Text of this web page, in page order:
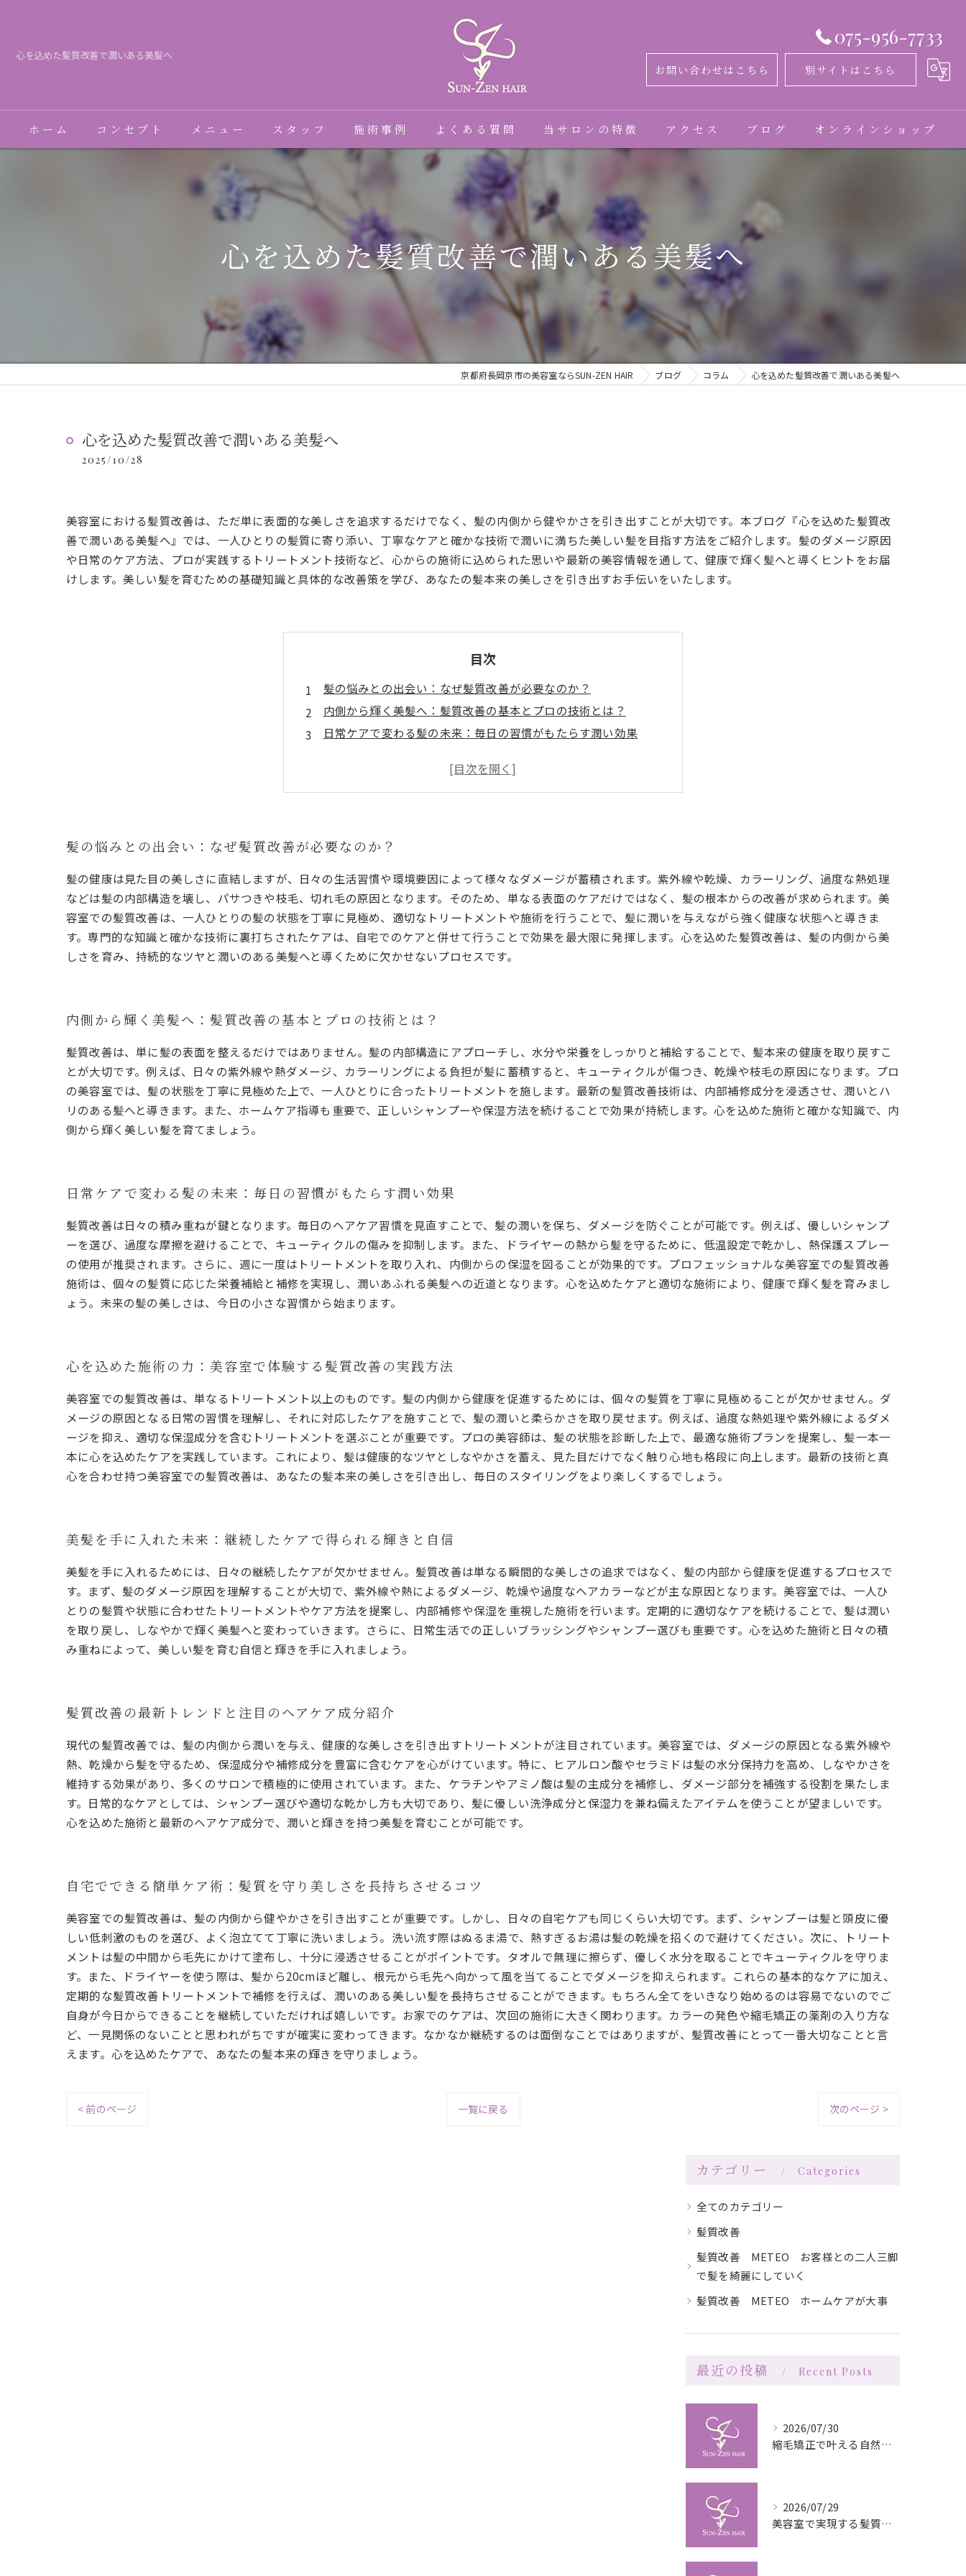
心を込めた髪質改善で潤いある美髪へ
075-956-7733
お問い合わせはこちら 別サイトはこちら
ホーム コンセプト メニュー スタッフ 施術事例 よくある質問 当サロンの特徴
癖毛
縮毛矯正
トリートメント
ダメージ毛
アクセス ブログ
お客様の声
オンラインショップ
心を込めた髪質改善で潤いある美髪へ
京都府長岡京市の美容室ならSUN-ZEN HAIR ブログ コラム 心を込めた髪質改善で潤いある美髪へ
心を込めた髪質改善で潤いある美髪へ
2025/10/28
美容室における髪質改善は、ただ単に表面的な美しさを追求するだけでなく、髪の内側から健やかさを引き出すことが大切です。本ブログ『心を込めた髪質改
善で潤いある美髪へ』では、一人ひとりの髪質に寄り添い、丁寧なケアと確かな技術で潤いに満ちた美しい髪を目指す方法をご紹介します。髪のダメージ原因
や日常のケア方法、プロが実践するトリートメント技術など、心からの施術に込められた思いや最新の美容情報を通して、健康で輝く髪へと導くヒントをお届
けします。美しい髪を育むための基礎知識と具体的な改善策を学び、あなたの髪本来の美しさを引き出すお手伝いをいたします。
目次
髪の悩みとの出会い：なぜ髪質改善が必要なのか？
内側から輝く美髪へ：髪質改善の基本とプロの技術とは？
日常ケアで変わる髪の未来：毎日の習慣がもたらす潤い効果
美髪を手に入れた未来：継続したケアで得られる輝きと自信
髪の悩みとの出会い：なぜ髪質改善が必要なのか？
髪の健康は見た目の美しさに直結しますが、日々の生活習慣や環境要因によって様々なダメージが蓄積されます。紫外線や乾燥、カラーリング、過度な熱処理
などは髪の内部構造を壊し、パサつきや枝毛、切れ毛の原因となります。そのため、単なる表面のケアだけではなく、髪の根本からの改善が求められます。美
容室での髪質改善は、一人ひとりの髪の状態を丁寧に見極め、適切なトリートメントや施術を行うことで、髪に潤いを与えながら強く健康な状態へと導きま
す。専門的な知識と確かな技術に裏打ちされたケアは、自宅でのケアと併せて行うことで効果を最大限に発揮します。心を込めた髪質改善は、髪の内側から美
しさを育み、持続的なツヤと潤いのある美髪へと導くために欠かせないプロセスです。
内側から輝く美髪へ：髪質改善の基本とプロの技術とは？
髪質改善は、単に髪の表面を整えるだけではありません。髪の内部構造にアプローチし、水分や栄養をしっかりと補給することで、髪本来の健康を取り戻すこ
とが大切です。例えば、日々の紫外線や熱ダメージ、カラーリングによる負担が髪に蓄積すると、キューティクルが傷つき、乾燥や枝毛の原因になります。プロ
の美容室では、髪の状態を丁寧に見極めた上で、一人ひとりに合ったトリートメントを施します。最新の髪質改善技術は、内部補修成分を浸透させ、潤いとハ
リのある髪へと導きます。また、ホームケア指導も重要で、正しいシャンプーや保湿方法を続けることで効果が持続します。心を込めた施術と確かな知識で、内
側から輝く美しい髪を育てましょう。
日常ケアで変わる髪の未来：毎日の習慣がもたらす潤い効果
髪質改善は日々の積み重ねが鍵となります。毎日のヘアケア習慣を見直すことで、髪の潤いを保ち、ダメージを防ぐことが可能です。例えば、優しいシャンプ
ーを選び、過度な摩擦を避けることで、キューティクルの傷みを抑制します。また、ドライヤーの熱から髪を守るために、低温設定で乾かし、熱保護スプレー
の使用が推奨されます。さらに、週に一度はトリートメントを取り入れ、内側からの保湿を図ることが効果的です。プロフェッショナルな美容室での髪質改善
施術は、個々の髪質に応じた栄養補給と補修を実現し、潤いあふれる美髪への近道となります。心を込めたケアと適切な施術により、健康で輝く髪を育みまし
ょう。未来の髪の美しさは、今日の小さな習慣から始まります。
心を込めた施術の力：美容室で体験する髪質改善の実践方法
美容室での髪質改善は、単なるトリートメント以上のものです。髪の内側から健康を促進するためには、個々の髪質を丁寧に見極めることが欠かせません。ダ
メージの原因となる日常の習慣を理解し、それに対応したケアを施すことで、髪の潤いと柔らかさを取り戻せます。例えば、過度な熱処理や紫外線によるダメ
ージを抑え、適切な保湿成分を含むトリートメントを選ぶことが重要です。プロの美容師は、髪の状態を診断した上で、最適な施術プランを提案し、髪一本一
本に心を込めたケアを実践しています。これにより、髪は健康的なツヤとしなやかさを蓄え、見た目だけでなく触り心地も格段に向上します。最新の技術と真
心を合わせ持つ美容室での髪質改善は、あなたの髪本来の美しさを引き出し、毎日のスタイリングをより楽しくするでしょう。
美髪を手に入れた未来：継続したケアで得られる輝きと自信
美髪を手に入れるためには、日々の継続したケアが欠かせません。髪質改善は単なる瞬間的な美しさの追求ではなく、髪の内部から健康を促進するプロセスで
す。まず、髪のダメージ原因を理解することが大切で、紫外線や熱によるダメージ、乾燥や過度なヘアカラーなどが主な原因となります。美容室では、一人ひ
とりの髪質や状態に合わせたトリートメントやケア方法を提案し、内部補修や保湿を重視した施術を行います。定期的に適切なケアを続けることで、髪は潤い
を取り戻し、しなやかで輝く美髪へと変わっていきます。さらに、日常生活での正しいブラッシングやシャンプー選びも重要です。心を込めた施術と日々の積
み重ねによって、美しい髪を育む自信と輝きを手に入れましょう。
髪質改善の最新トレンドと注目のヘアケア成分紹介
現代の髪質改善では、髪の内側から潤いを与え、健康的な美しさを引き出すトリートメントが注目されています。美容室では、ダメージの原因となる紫外線や
熱、乾燥から髪を守るため、保湿成分や補修成分を豊富に含むケアを心がけています。特に、ヒアルロン酸やセラミドは髪の水分保持力を高め、しなやかさを
維持する効果があり、多くのサロンで積極的に使用されています。また、ケラチンやアミノ酸は髪の主成分を補修し、ダメージ部分を補強する役割を果たしま
す。日常的なケアとしては、シャンプー選びや適切な乾かし方も大切であり、髪に優しい洗浄成分と保湿力を兼ね備えたアイテムを使うことが望ましいです。
心を込めた施術と最新のヘアケア成分で、潤いと輝きを持つ美髪を育むことが可能です。
自宅でできる簡単ケア術：髪質を守り美しさを長持ちさせるコツ
美容室での髪質改善は、髪の内側から健やかさを引き出すことが重要です。しかし、日々の自宅ケアも同じくらい大切です。まず、シャンプーは髪と頭皮に優
しい低刺激のものを選び、よく泡立てて丁寧に洗いましょう。洗い流す際はぬるま湯で、熱すぎるお湯は髪の乾燥を招くので避けてください。次に、トリート
メントは髪の中間から毛先にかけて塗布し、十分に浸透させることがポイントです。タオルで無理に擦らず、優しく水分を取ることでキューティクルを守りま
す。また、ドライヤーを使う際は、髪から20cmほど離し、根元から毛先へ向かって風を当てることでダメージを抑えられます。これらの基本的なケアに加え、
定期的な髪質改善トリートメントで補修を行えば、潤いのある美しい髪を長持ちさせることができます。もちろん全てをいきなり始めるのは容易でないのでご
自身が今日からできることを継続していただければ嬉しいです。お家でのケアは、次回の施術に大きく関わります。カラーの発色や縮毛矯正の薬剤の入り方な
ど、一見関係のないことと思われがちですが確実に変わってきます。なかなか継続するのは面倒なことではありますが、髪質改善にとって一番大切なことと言
えます。心を込めたケアで、あなたの髪本来の輝きを守りましょう。
< 前のページ 一覧に戻る 次のページ >
カテゴリー Categories
全てのカテゴリー
髪質改善
髪質改善 METEO お客様との二人三脚
で髪を綺麗にしていく
髪質改善 METEO ホームケアが大事
最近の投稿 Recent Posts
2026/07/30
縮毛矯正で叶える自然な艶としなやかさの秘訣
2026/07/29
美容室で実現する髪質改善の栄養補給技術